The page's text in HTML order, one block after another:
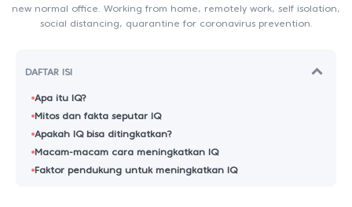
new normal office. Working from home, remotely work, self isolation,
social distancing, quarantine for coronavirus prevention.
DAFTAR ISI
Apa itu IQ?
Mitos dan fakta seputar IQ
Apakah IQ bisa ditingkatkan?
Macam-macam cara meningkatkan IQ
Faktor pendukung untuk meningkatkan IQ